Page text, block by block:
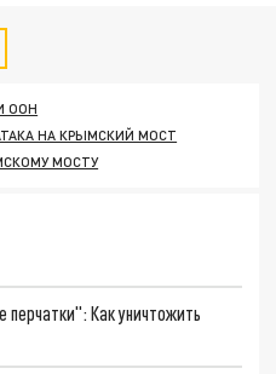
ООН
НА КРЫМСКИЙ МОСТ
МОСТУ
перчатки": Как уничтожить